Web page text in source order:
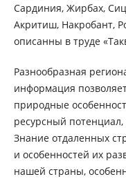
Сардиния, Жирбах,
Акритиш, Накробант,
описанны в труде
Разнообразная
информация
природные
ресурсный
Знание отдаленных
и особенностей их
нашей страны,